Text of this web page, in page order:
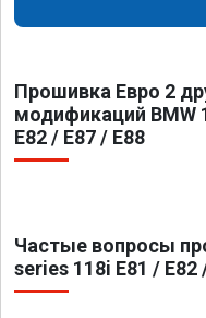
Прошивка Евро 2
модификаций BMW
E82 / E87 / E88
Частые вопросы
series 118i E81 / E82